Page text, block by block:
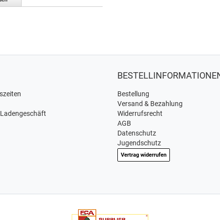
Bestellung
Versand & Bezahlung
Widerrufsrecht
AGB
Datenschutz
Jugendschutz
Vertrag widerrufen